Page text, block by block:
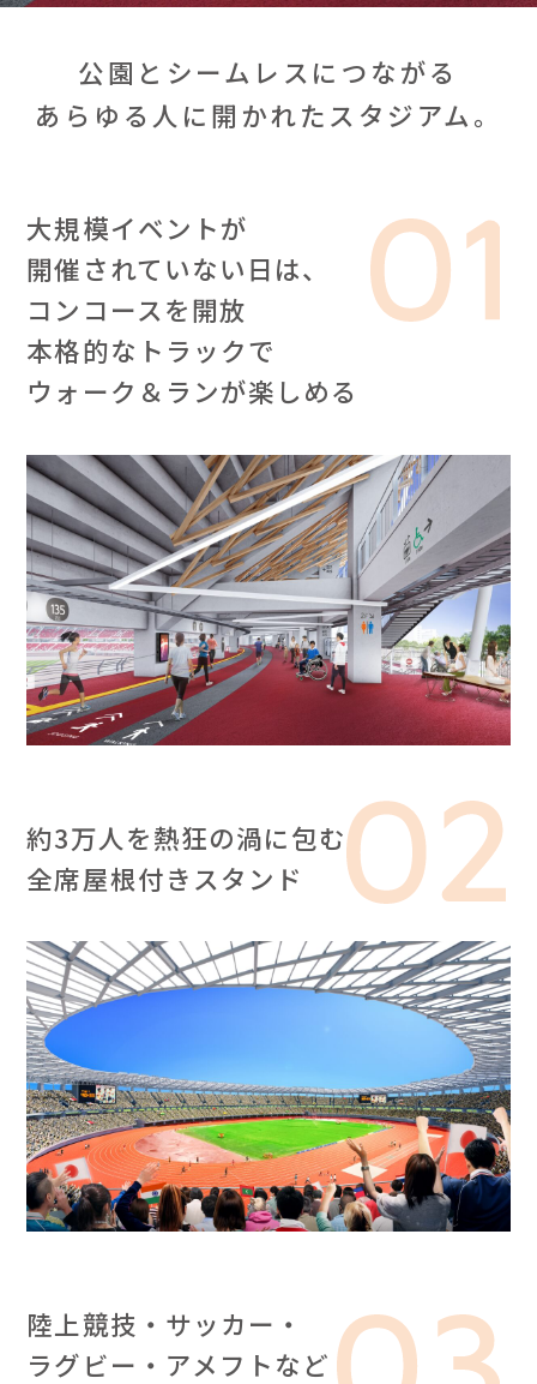
公園とシームレスにつながる
あらゆる人に開かれたスタジアム。
大規模イベントが
開催されていない日は、
コンコースを開放
本格的なトラックで
ウォーク＆ランが楽しめる
約3万人を熱狂の渦に包む
全席屋根付きスタンド
陸上競技・サッカー・
ラグビー・アメフトなど